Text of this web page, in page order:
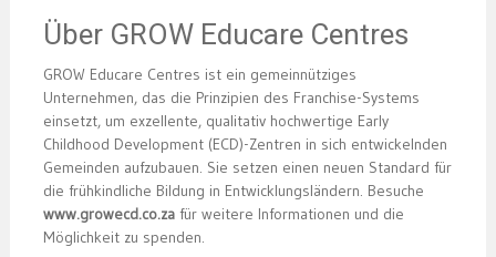
Über GROW Educare Centres
GROW Educare Centres ist ein gemeinnütziges
Unternehmen, das die Prinzipien des Franchise-Systems
einsetzt, um exzellente, qualitativ hochwertige Early
Childhood Development (ECD)-Zentren in sich entwickelnden
Gemeinden aufzubauen. Sie setzen einen neuen Standard für
die frühkindliche Bildung in Entwicklungsländern. Besuche
www.growecd.co.zafür weitere Informationen und die
Möglichkeit zu spenden.